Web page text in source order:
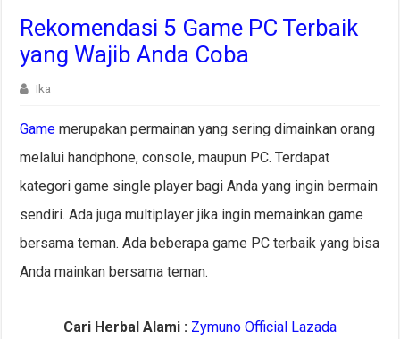
Rekomendasi 5 Game PC Terbaik
yang Wajib Anda Coba
Ika
Game merupakan permainan yang sering dimainkan orang
melalui handphone, console, maupun PC. Terdapat
kategori game single player bagi Anda yang ingin bermain
sendiri. Ada juga multiplayer jika ingin memainkan game
bersama teman. Ada beberapa game PC terbaik yang bisa
Anda mainkan bersama teman.
Cari Herbal Alami : Zymuno Official Lazada